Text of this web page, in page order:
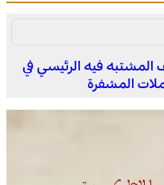
التابع للمديرية
فيه الرئيسي في
المشفرة